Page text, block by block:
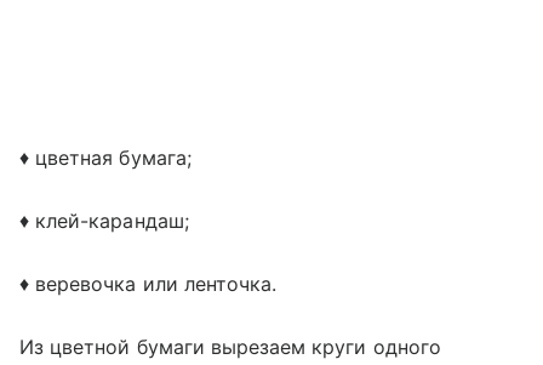
♦ цветная бумага;
♦ клей-карандаш;
♦ веревочка или ленточка.
Из цветной бумаги вырезаем круги одного